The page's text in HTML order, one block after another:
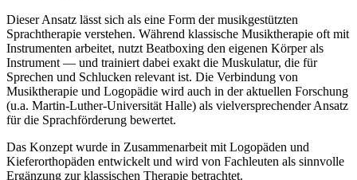
Dieser Ansatz lässt sich als eine Form der musikgestützten
Sprachtherapie verstehen. Während klassische Musiktherapie oft mit
Instrumenten arbeitet, nutzt Beatboxing den eigenen Körper als
Instrument — und trainiert dabei exakt die Muskulatur, die für
Sprechen und Schlucken relevant ist. Die Verbindung von
Musiktherapie und Logopädie wird auch in der aktuellen Forschung
(u.a. Martin-Luther-Universität Halle) als vielversprechender Ansatz
für die Sprachförderung bewertet.
Das Konzept wurde in Zusammenarbeit mit Logopäden und
Kieferorthopäden entwickelt und wird von Fachleuten als sinnvolle
Ergänzung zur klassischen Therapie betrachtet.